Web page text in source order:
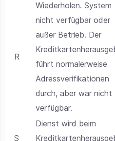
R
Wiederholen. System
nicht verfügbar oder
außer Betrieb. Der
führt normalerweise
Adressverifikationen
durch, aber war nicht
verfügbar.
S
Dienst wird beim